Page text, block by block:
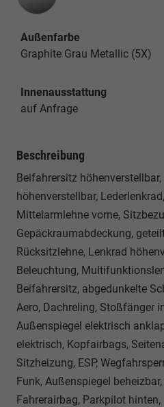
Außenfarbe
Graphite Grau Metallic (5X)
Innenausstattung
auf Anfrage
Beschreibung
Beifahrersitz
höhenverstellbar,
Mittelarmlehne vorne,
Gepäckraumabdeckung,
Rücksitzlehne, Lenkrad
Beleuchtung,
Beifahrersitz, abgedunkelte
Aero, Dachreling, Stoßfänger
Außenspiegel elektrisch
elektrisch, Kopfairbags,
Sitzheizung, ESP,
Funk, Außenspiegel
Fahrerairbag, Parkpilot